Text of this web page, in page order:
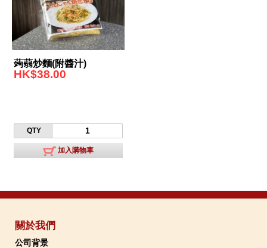
蒟蒻炒麵(附醬汁)
HK$38.00
QTY
加入購物車
關於我們
公司背景